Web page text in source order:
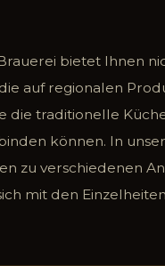
bietet Ihnen
auf regionalen
die traditionelle
können. In
zu verschiedenen
mit den